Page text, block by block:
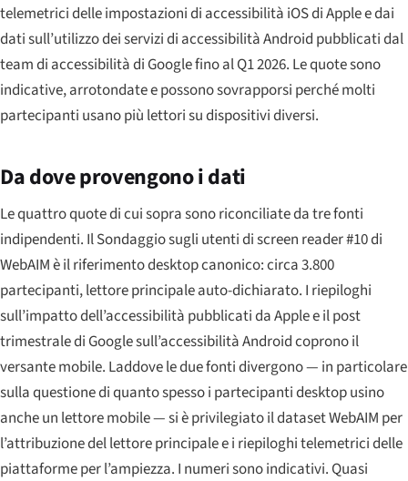
telemetrici delle impostazioni di accessibilità iOS di Apple e dai
dati sull’utilizzo dei servizi di accessibilità Android pubblicati dal
team di accessibilità di Google fino al Q1 2026. Le quote sono
indicative, arrotondate e possono sovrapporsi perché molti
partecipanti usano più lettori su dispositivi diversi.
Da dove provengono i dati
Le quattro quote di cui sopra sono riconciliate da tre fonti
indipendenti. Il Sondaggio sugli utenti di screen reader #10 di
WebAIM è il riferimento desktop canonico: circa 3.800
partecipanti, lettore principale auto-dichiarato. I riepiloghi
sull’impatto dell’accessibilità pubblicati da Apple e il post
trimestrale di Google sull’accessibilità Android coprono il
versante mobile. Laddove le due fonti divergono — in particolare
sulla questione di quanto spesso i partecipanti desktop usino
anche un lettore mobile — si è privilegiato il dataset WebAIM per
l’attribuzione del lettore principale e i riepiloghi telemetrici delle
piattaforme per l’ampiezza. I numeri sono indicativi. Quasi